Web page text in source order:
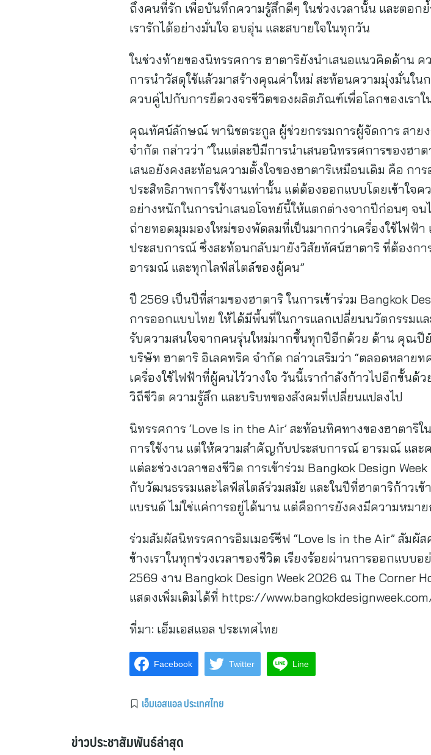
ถึงคนที่รัก เพื่อบันทึกความรู้สึกดีๆ ในช่วงเวลานั้น และตอก
เรารักได้อย่างมั่นใจ อบอุ่น และสบายใจในทุกวัน
ในช่วงท้ายของนิทรรศการ ฮาตาริยังนำเสนอแนวคิดด้าน ค
การนำวัสดุใช้แล้วมาสร้างคุณค่าใหม่ สะท้อนความมุ่งมั่นใ
ควบคู่ไปกับการยืดวงจรชีวิตของผลิตภัณฑ์เพื่อโลกของเรา
คุณทัศน์ลักษณ์ พานิชตระกูล ผู้ช่วยกรรมการผู้จัดการ สาย
จำกัด กล่าวว่า “ในแต่ละปีมีการนำเสนอนิทรรศการของฮ
เสนอยังคงสะท้อนความตั้งใจของฮาตาริเหมือนเดิม คือ ก
ประสิทธิภาพการใช้งานเท่านั้น แต่ต้องออกแบบโดยเข้าใจ
อย่างหนักในการนำเสนอโจทย์นี้ให้แตกต่างจากปีก่อนๆ จน
ถ่ายทอดมุมมองใหม่ของพัดลมที่เป็นมากกว่าเครื่องใช้ไฟฟ้
ประสบการณ์ ซึ่งสะท้อนกลับมายังวิสัยทัศน์ฮาตาริ ที่ต้องกา
อารมณ์ และทุกไลฟ์สไตล์ของผู้คน”
ปี 2569 เป็นปีที่สามของฮาตาริ ในการเข้าร่วม Bangkok
การออกแบบไทย ให้ได้มีพื้นที่ในการแลกเปลี่ยนนวัตกรรม
รับความสนใจจากคนรุ่นใหม่มากขึ้นทุกปีอีกด้วย ด้าน คุณปี
บริษัท ฮาตาริ อิเลคทริค จำกัด กล่าวเสริมว่า “ตลอดหลาย
เครื่องใช้ไฟฟ้าที่ผู้คนไว้วางใจ วันนี้เรากำลังก้าวไปอีกขั้น
วิถีชีวิต ความรู้สึก และบริบทของสังคมที่เปลี่ยนแปลงไป
นิทรรศการ ‘Love Is in the Air’ สะท้อนทิศทางของฮาตา
การใช้งาน แต่ให้ความสำคัญกับประสบการณ์ อารมณ์ และ
แต่ละช่วงเวลาของชีวิต การเข้าร่วม Bangkok Design
กับวัฒนธรรมและไลฟ์สไตล์ร่วมสมัย และในปีที่ฮาตาริก้าวเ
แบรนด์ ไม่ใช่แค่การอยู่ได้นาน แต่คือการยังคงมีความหมา
ร่วมสัมผัสนิทรรศการอิมเมอร์ซีฟ “Love Is in the Air” สัมผั
ข้างเราในทุกช่วงเวลาของชีวิต เรียงร้อยผ่านการออกแบ
2569 งาน Bangkok Design Week 2026 ณ The Corner
แสดงเพิ่มเติมได้ที่ https://
ที่มา: เอ็มเอสแอล ประเทศไทย
Facebook Twitter Line
เอ็มเอสแอล ประเทศไทย
ข่าวประชาสัมพันธ์ล่าสุด